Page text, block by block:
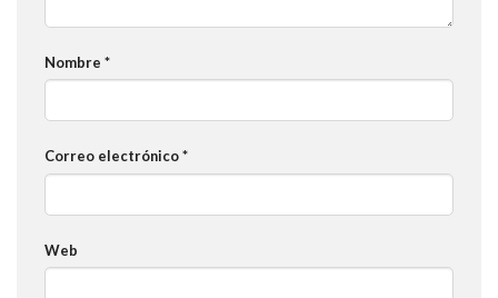
Nombre *
Correo electrónico*
Web